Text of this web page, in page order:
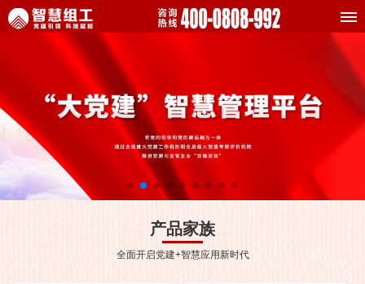
产品家族
全面开启党建+智慧应用新时代